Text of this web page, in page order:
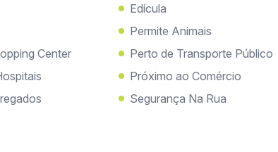
Edícula
Permite Animais
Center
Perto de Transporte Público
Próximo ao Comércio
Segurança Na Rua